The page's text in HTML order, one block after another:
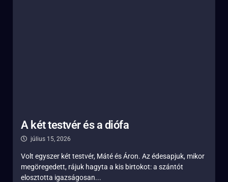
A két testvér és a diófa
július 15, 2026
Volt egyszer két testvér, Máté és Áron. Az édesapjuk, mikor
megöregedett, rájuk hagyta a kis birtokot: a szántót
elosztotta igazságosan...